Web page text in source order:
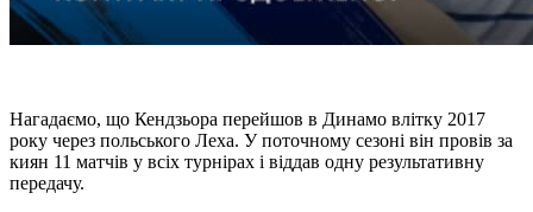
Нагадаємо, що Кендзьора перейшов в Динамо влітку 2017
року через польського Леха. У поточному сезоні він провів за
киян 11 матчів у всіх турнірах і віддав одну результативну
передачу.